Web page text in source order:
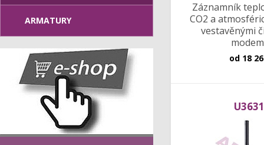
Záznamník
CO2 a
vestavěnými
od 18
ARMATURY